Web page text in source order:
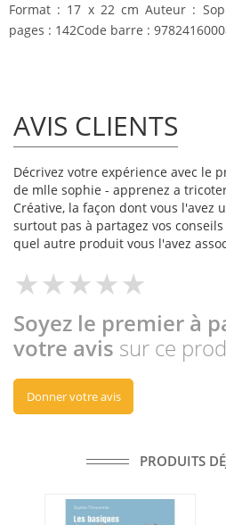
Format : 17 x 22 cmAuteur :
pages : 142Code barre :
AVIS CLIENTS
Décrivez votre expérience avec le
de mlle sophie - apprenez a
Créative, la façon dont vous l'avez
surtout pas à partagez vos
quel autre produit vous l'avez
Soyez le premier à
votre avis sur ce
Donner votre avis
PRODUITS